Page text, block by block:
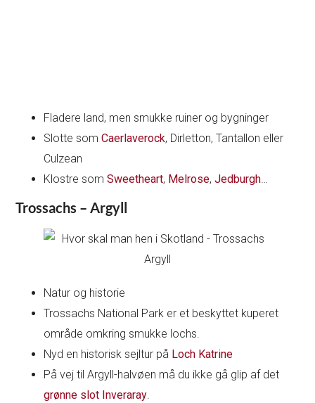
Fladere land, men smukke ruiner og bygninger
Slotte somCaerlaverock, Dirletton, Tantallon eller
Culzean
Klostre somSweetheart, Melrose,Jedburgh…
Trossachs – Argyll
Natur og historie
Trossachs National Park er et beskyttet kuperet
område omkring smukke lochs.
Nyd en historisk sejltur på Loch Katrine
På vej til Argyll-halvøen må du ikke gå glip af det
grønne slot Inveraray.